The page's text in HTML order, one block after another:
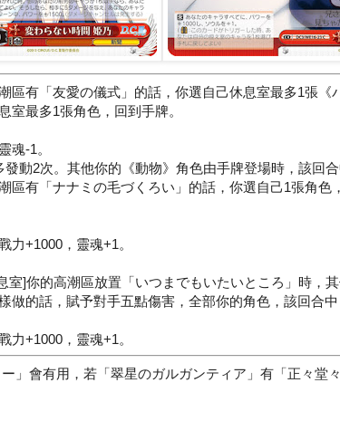
區有「友愛の儀式」的話，你選自己休息室最多1張
室最多1張角色，回到手牌。
魂-1。
發動2次。其他你的《動物》角色由手牌登場時，該回合
區有「ナナミの毛づくろい」的話，你選自己1張角色
力+1000，靈魂+1。
室]你的高潮區放置「いつまでもいたいところ」時，
做的話，賦予對手五點傷害，全部你的角色，該回合中
力+1000，靈魂+1。
ー」會有用，若「翠星のガルガンティア」有「正々堂